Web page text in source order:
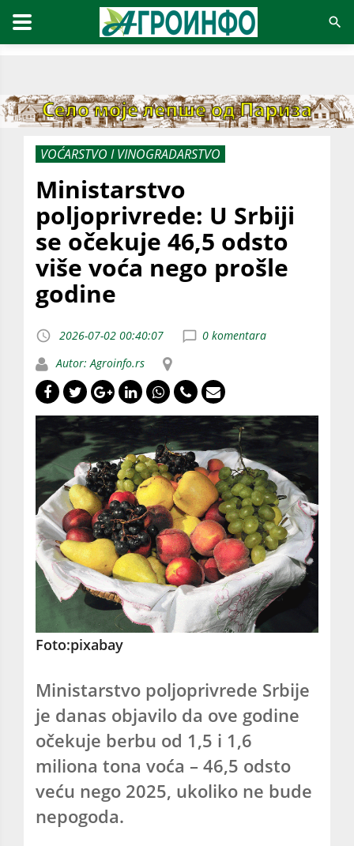
VOĆARSTVO I VINOGRADARSTVO
Ministarstvo
poljoprivrede: U Srbiji
se očekuje 46,5 odsto
više voća nego prošle
godine
2026-07-02 00:40:07
0 komentara
Autor: Agroinfo.rs
Foto:pixabay
Ministarstvo poljoprivrede Srbije
je danas objavilo da ove godine
očekuje berbu od 1,5 i 1,6
miliona tona voća – 46,5 odsto
veću nego 2025, ukoliko ne bude
nepogoda.